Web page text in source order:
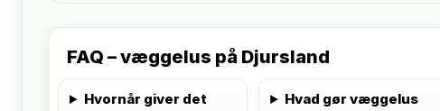
FAQ – væggelus på Djursland
Hvornår giver det
Hvad gør væggelus